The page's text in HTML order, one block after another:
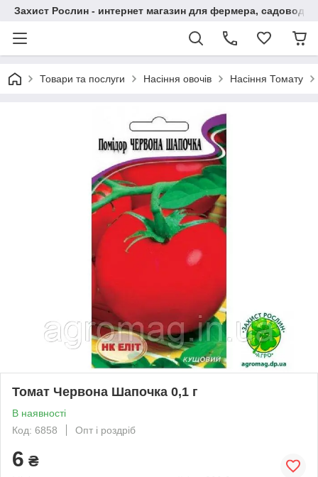
Захист Рослин - интернет магазин для фермера,
Товари та послуги Насіння овочів Насіння Томату
Томат Червона Шапочка 0,1 г
В наявності
Код: 6858
Опт і роздріб
6 ₴